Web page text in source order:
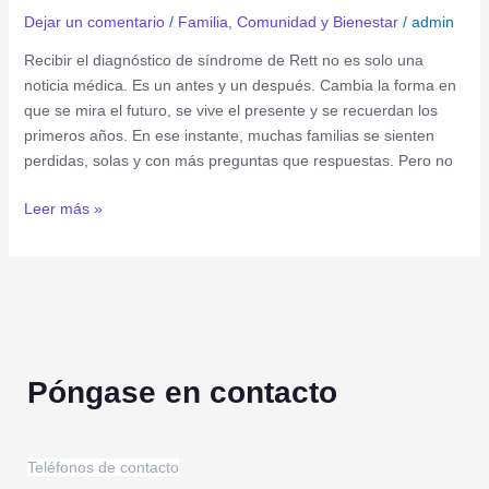
Dejar un comentario / Familia, Comunidad y Bienestar/ admin
Recibir el diagnóstico de síndrome de Rett no es solo una
noticia médica. Es un antes y un después. Cambia la forma en
que se mira el futuro, se vive el presente y se recuerdan los
primeros años. En ese instante, muchas familias se sienten
perdidas, solas y con más preguntas que respuestas. Pero no
Leer más »
Póngase en contacto
Teléfonos de contacto